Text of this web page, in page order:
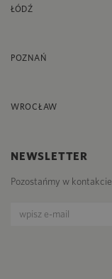
ŁÓDŹ
POZNAŃ
WROCŁAW
NEWSLETTER
Pozostańmy w kontakcie